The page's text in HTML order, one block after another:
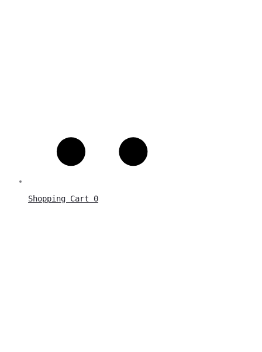
Shopping Cart 0